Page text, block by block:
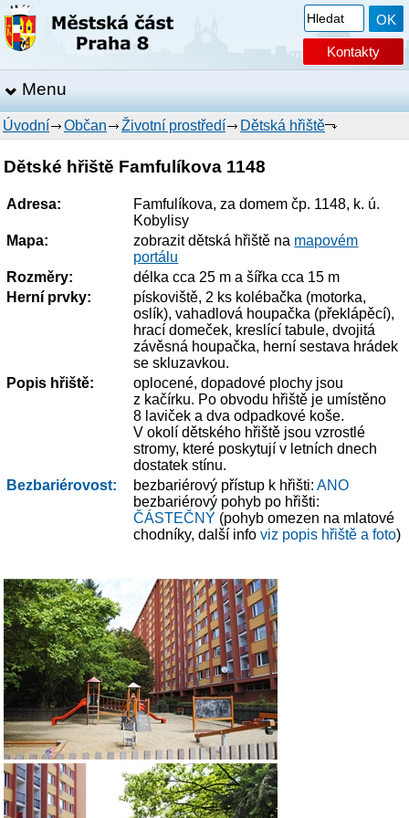
Kontakty
Menu
Úvodní Občan Životní prostředí Dětská hřiště
Dětské hřiště Famfulíkova 1148
Adresa:
Famfulíkova, za domem čp. 1148, k. ú.
Kobylisy
Mapa:
zobrazit dětská hřiště na mapovém
portálu
Rozměry:
délka cca 25 m a šířka cca 15 m
Herní prvky:
pískoviště, 2 ks kolébačka (motorka,
oslík), vahadlová houpačka (překlápěcí),
hrací domeček, kreslící tabule, dvojitá
závěsná houpačka, herní sestava hrádek
se skluzavkou.
Popis hřiště:
oplocené, dopadové plochy jsou
z kačírku. Po obvodu hřiště je umístěno
8 laviček a dva odpadkové koše.
V okolí dětského hřiště jsou vzrostlé
stromy, které poskytují v letních dnech
dostatek stínu.
Bezbariérovost:
bezbariérový přístup k hřišti:ANO
bezbariérový pohyb po hřišti:
ČÁSTEČNÝ (pohyb omezen na mlatové
chodníky, další infoviz popis hřiště a foto)